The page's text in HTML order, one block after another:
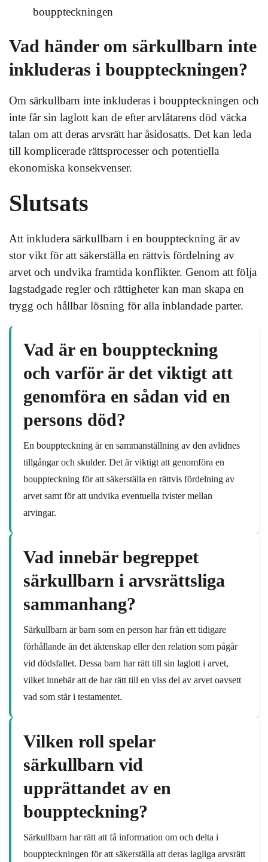
bouppteckningen
Vad händer om särkullbarn inte
inkluderas i bouppteckningen?
Om särkullbarn inte inkluderas i bouppteckningen och
inte får sin laglott kan de efter arvlåtarens död väcka
talan om att deras arvsrätt har åsidosatts. Det kan leda
till komplicerade rättsprocesser och potentiella
ekonomiska konsekvenser.
Slutsats
Att inkludera särkullbarn i en bouppteckning är av
stor vikt för att säkerställa en rättvis fördelning av
arvet och undvika framtida konflikter. Genom att följa
lagstadgade regler och rättigheter kan man skapa en
trygg och hållbar lösning för alla inblandade parter.
Vad är en bouppteckning
och varför är det viktigt att
genomföra en sådan vid en
persons död?
En bouppteckning är en sammanställning av den avlidnes
tillgångar och skulder. Det är viktigt att genomföra en
bouppteckning för att säkerställa en rättvis fördelning av
arvet samt för att undvika eventuella tvister mellan
arvingar.
Vad innebär begreppet
särkullbarn i arvsrättsliga
sammanhang?
Särkullbarn är barn som en person har från ett tidigare
förhållande än det äktenskap eller den relation som pågår
vid dödsfallet. Dessa barn har rätt till sin laglott i arvet,
vilket innebär att de har rätt till en viss del av arvet oavsett
vad som står i testamentet.
Vilken roll spelar
särkullbarn vid
upprättandet av en
bouppteckning?
Särkullbarn har rätt att få information om och delta i
bouppteckningen för att säkerställa att deras lagliga arvsrätt